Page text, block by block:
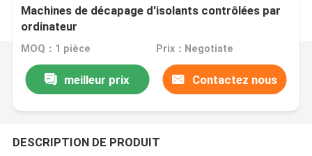
Machines de décapage d'isolants contrôlées par
ordinateur
MOQ：1 pièce Prix：Negotiate
meilleur prix Contactez nous
DESCRIPTION DE PRODUIT